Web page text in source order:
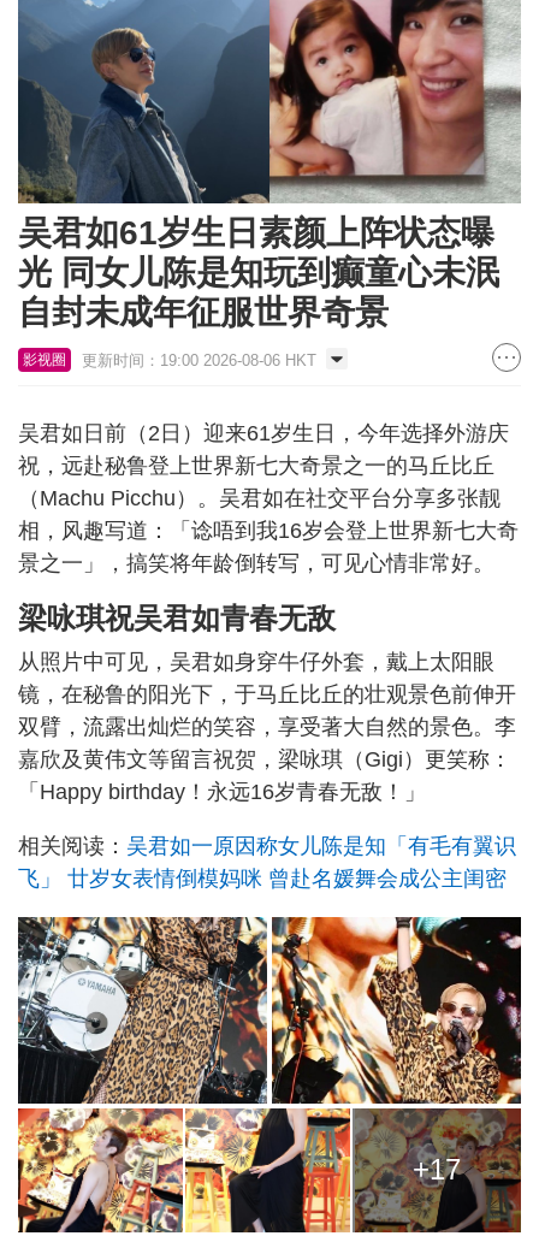
吴君如61岁生日素颜上阵状态曝
光 同女儿陈是知玩到癫童心未泯
自封未成年征服世界奇景
影视圈 更新时间：19:00 2026-08-06 HKT
吴君如日前（2日）迎来61岁生日，今年选择外游庆
祝，远赴秘鲁登上世界新七大奇景之一的马丘比丘
（Machu Picchu）。吴君如在社交平台分享多张靓
相，风趣写道：「谂唔到我16岁会登上世界新七大奇
景之一」，搞笑将年龄倒转写，可见心情非常好。
梁咏琪祝吴君如青春无敌
从照片中可见，吴君如身穿牛仔外套，戴上太阳眼
镜，在秘鲁的阳光下，于马丘比丘的壮观景色前伸开
双臂，流露出灿烂的笑容，享受著大自然的景色。李
嘉欣及黄伟文等留言祝贺，梁咏琪（Gigi）更笑称：
「Happy birthday！永远16岁青春无敌！」
相关阅读： 吴君如一原因称女儿陈是知「有毛有翼识
飞」 廿岁女表情倒模妈咪 曾赴名媛舞会成公主闺密
+17